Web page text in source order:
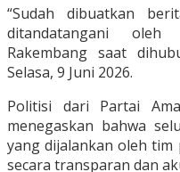
“Sudah dibuatkan
ditandatangani
Rakembang saat
Selasa, 9 Juni 2026.
Politisi dari Partai
menegaskan bahwa
yang dijalankan oleh
secara transparan dan